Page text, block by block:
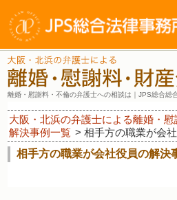
離婚・慰謝料・不倫の弁護士への相談は｜JPS総合総
大阪・北浜の弁護士による離婚・
解決事例一覧 >相手方の職業が会
相手方の職業が会社役員の解決